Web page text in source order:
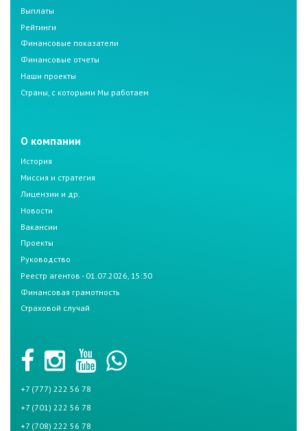
Выплаты
Рейтинги
Финансовые показатели
Финансовые отчеты
Наши проекты
Страны, с которыми Мы работаем
О компании
История
Миссия и стратегия
Лицензии и др.
Новости
Вакансии
Проекты
Руководство
Реестр агентов - 01.07.2026, 15:30
Финансовая грамотность
Страховой случай
+7 (777) 222 56 78
+7 (701) 222 56 78
+7 (708) 222 56 78